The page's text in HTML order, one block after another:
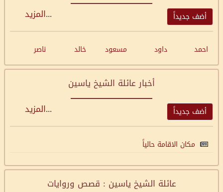
أضف جديداً ...المزيد
احمد داود مسعود خالد ناصر
أخبار عائلة الشيخ ياسين
أضف جديداً ...المزيد
مكان الاقامة حالياً
عائلة الشيخ ياسين : قصص وروايات